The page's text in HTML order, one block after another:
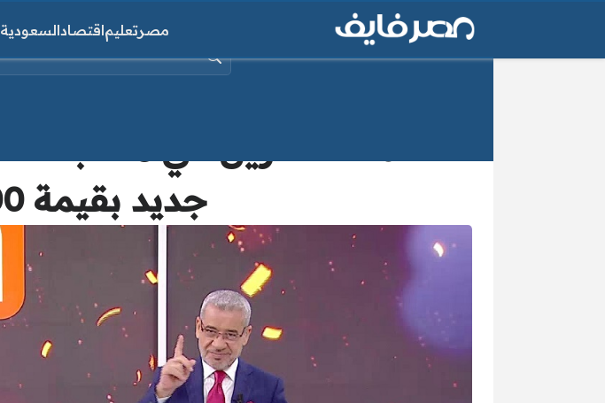
مصرتعليماقتصادالسعودية
جديد بقيمة 100.000 دولار